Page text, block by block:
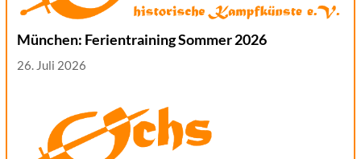
München: Ferientraining Sommer 2026
26. Juli 2026